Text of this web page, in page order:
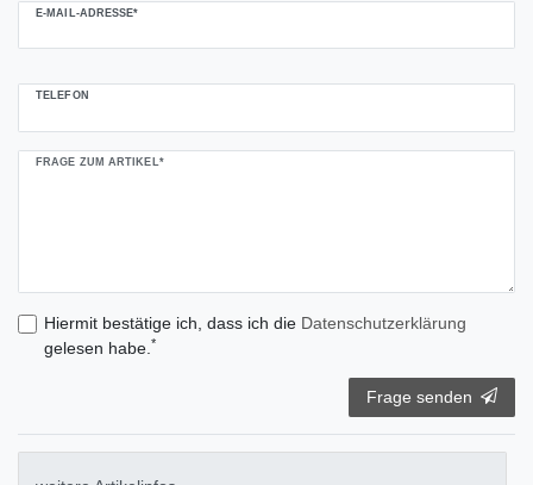
E-MAIL-ADRESSE*
TELEFON
FRAGE ZUM ARTIKEL*
Hiermit bestätige ich, dass ich die Daten­schutz­erklärung
gelesen habe. *
Frage senden